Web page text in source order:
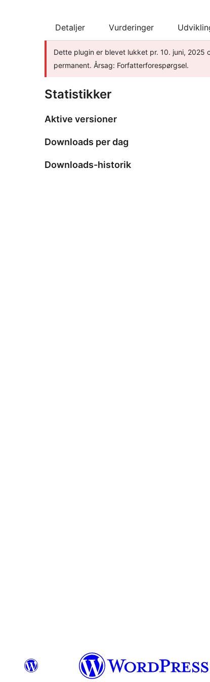
Detaljer Vurderinger
Dette plugin er blevet lukket pr. 10. juni,
permanent. Årsag: Forfatterforespørgsel.
Statistikker
Aktive versioner
Downloads per dag
Downloads-historik